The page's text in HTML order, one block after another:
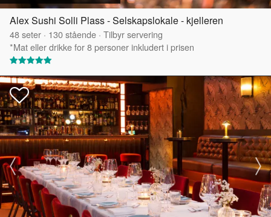
Alex Sushi Solli Plass - Selskapslokale - kjelleren
48seter · 130stående · Tilbyr servering
*Mat eller drikke for 8 personer inkludert i prisen